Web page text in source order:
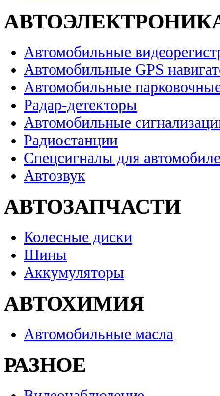
Автомобильные
Автомобильные GPS
Автомобильные
Радар-детекторы
Автомобильные
Радиостанции
Спецсигналы для
Автозвук
АВТОЗАПЧАСТИ
Колесные диски
Шины
Аккумуляторы
АВТОХИМИЯ
Автомобильные масла
РАЗНОЕ